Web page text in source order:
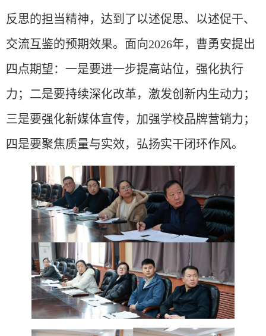
反思的担当精神，达到了以述促思、以述促干、
交流互鉴的预期效果。面向2026年，曹勇安提出
四点期望：一是要进一步提高站位，强化执行
力；二是要持续深化改革，激发创新内生动力；
三是要强化新媒体宣传，加强学校品牌营销力；
四是要聚焦质量与实效，弘扬实干闭环作风。